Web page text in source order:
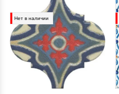
Нет в наличии